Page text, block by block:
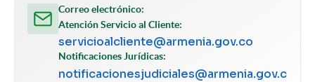
Correo electrónico:
Atención Servicio al Cliente:
servicioalcliente@armenia.gov.co
Notificaciones Jurídicas:
notificacionesjudiciales@armenia.gov.c